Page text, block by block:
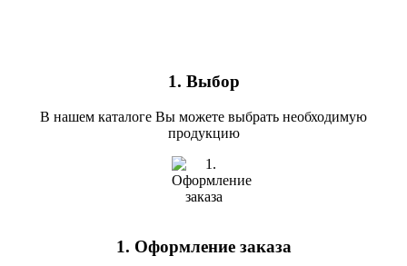
1. Выбор
В нашем каталоге Вы можете выбрать необходимую
продукцию
1. Оформление заказа